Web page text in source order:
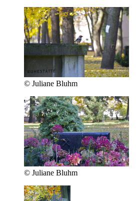
© Juliane Bluhm
© Juliane Bluhm